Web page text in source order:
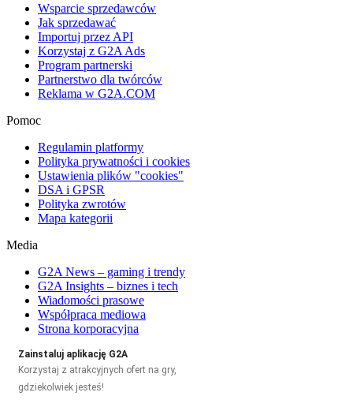
Wsparcie sprzedawców
Jak sprzedawać
Importuj przez API
Korzystaj z G2A Ads
Program partnerski
Partnerstwo dla twórców
Reklama w G2A.COM
Pomoc
Regulamin platformy
Polityka prywatności i cookies
Ustawienia plików "cookies"
DSA i GPSR
Polityka zwrotów
Mapa kategorii
Media
G2A News – gaming i trendy
G2A Insights – biznes i tech
Wiadomości prasowe
Współpraca mediowa
Strona korporacyjna
Zainstaluj aplikację G2A
Korzystaj z atrakcyjnych ofert na gry,
gdziekolwiek jesteś!